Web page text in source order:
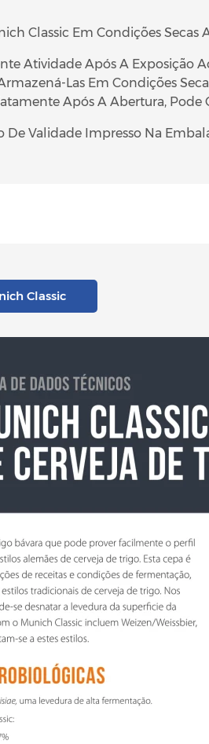
Classic Em Condições Secas
Atividade Após A Exposição
Las Em Condições
Após A Abertura, Pode
De Validade Impresso Na
Classic